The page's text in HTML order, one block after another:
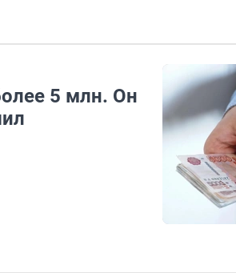
5 млн. Он